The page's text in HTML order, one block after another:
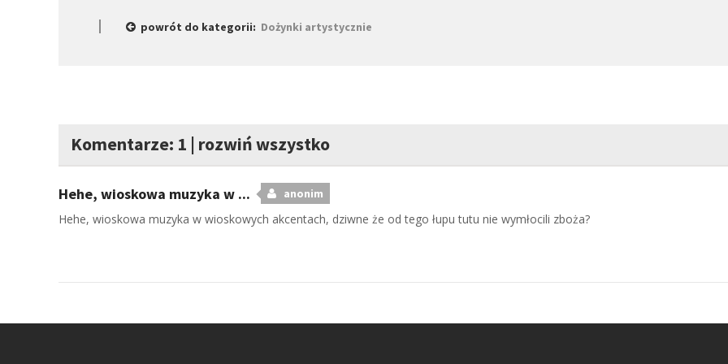
powrót do kategorii: Dożynki artystycznie
Komentarze: 1 | rozwiń wszystko
Hehe, wioskowa muzyka w ... anonim
Hehe, wioskowa muzyka w wioskowych akcentach, dziwne że od tego łupu tutu nie wymłocili zboża?